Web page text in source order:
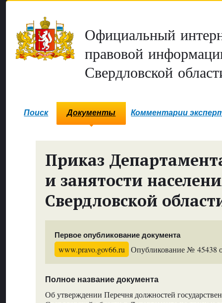
Официальный
правовой
Свердловской
Поиск Документы Комментарии
Приказ
и занятости
Свердловской
Первое опубликование документа
www.pravo.gov66.ru Опубликование № 45438
Полное название документа
Об утверждении Перечня должностей